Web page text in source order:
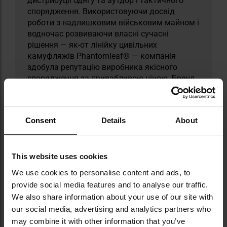
Consent Details About
This website uses cookies
We use cookies to personalise content and ads, to
provide social media features and to analyse our traffic.
We also share information about your use of our site with
our social media, advertising and analytics partners who
may combine it with other information that you’ve
спорядження. Використовуючи досвід
роботи з надлишковим військовим майном і
водночас розвиваючи власні сучасні
рішення — як-от лінійку цивільних
камуфляжів Phantomleaf® — компанія
здобула репутацію виробника якісного
спорядження за привабливою ціною. Бренд
асортименту є репліки історичних мундирів і
військового спорядження, які користуються
реконструкторів.
ТЕХНІЧНІ ДАНІ